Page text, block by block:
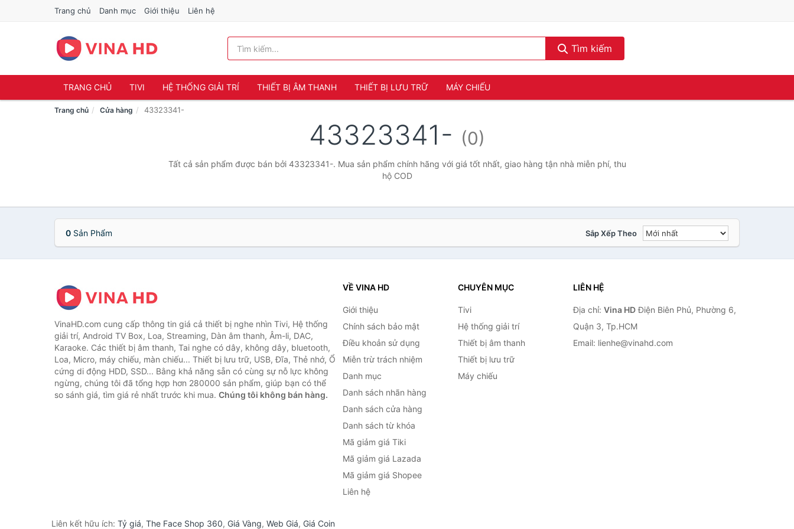
Trang chủ Danh mục Giới thiệu Liên hệ
Tìm kiếm
TRANG CHỦ TIVI HỆ THỐNG GIẢI TRÍ THIẾT BỊ ÂM THANH THIẾT BỊ LƯU TRỮ MÁY CHIẾU
Trang chủ Cửa hàng 43323341-
43323341- (0)
Tất cả sản phẩm được bán bởi 43323341-. Mua sản phẩm chính hãng với giá tốt nhất, giao hàng tận nhà miễn phí, thu
hộ COD
0 Sản Phẩm Sắp Xếp Theo
VinaHD.com cung cấp thông tin giá cả thiết bị nghe nhìn Tivi, Hệ thống
giải trí, Android TV Box, Loa, Streaming, Dàn âm thanh, Âm-li, DAC,
Karaoke. Các thiết bị âm thanh, Tai nghe có dây, không dây, bluetooth,
Loa, Micro, máy chiếu, màn chiếu... Thiết bị lưu trữ, USB, Đĩa, Thẻ nhớ, Ổ
cứng di động HDD, SSD... Bằng khả năng sẵn có cùng sự nỗ lực không
ngừng, chúng tôi đã tổng hợp hơn 280000 sản phẩm, giúp bạn có thể
so sánh giá, tìm giá rẻ nhất trước khi mua. Chúng tôi không bán hàng.
VỀ VINA HD
Giới thiệu
Chính sách bảo mật
Điều khoản sử dụng
Miễn trừ trách nhiệm
Danh mục
Danh sách nhãn hàng
Danh sách cửa hàng
Danh sách từ khóa
Mã giảm giá Tiki
Mã giảm giá Lazada
Mã giảm giá Shopee
Liên hệ
CHUYÊN MỤC
Tivi
Hệ thống giải trí
Thiết bị âm thanh
Thiết bị lưu trữ
Máy chiếu
LIÊN HỆ
Địa chỉ: Vina HDĐiện Biên Phủ, Phường 6,
Quận 3, Tp.HCM
Email: lienhe@vinahd.com
Liên kết hữu ích: Tỷ giá, The Face Shop 360, Giá Vàng, Web Giá, Giá Coin